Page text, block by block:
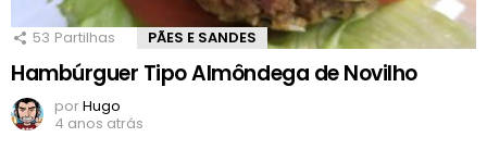
53 Partilhas PÃES E SANDES
Hambúrguer Tipo Almôndega de Novilho
porHugo
4 anos atrás